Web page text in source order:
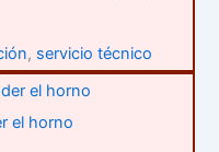
, servicio técnico
el horno